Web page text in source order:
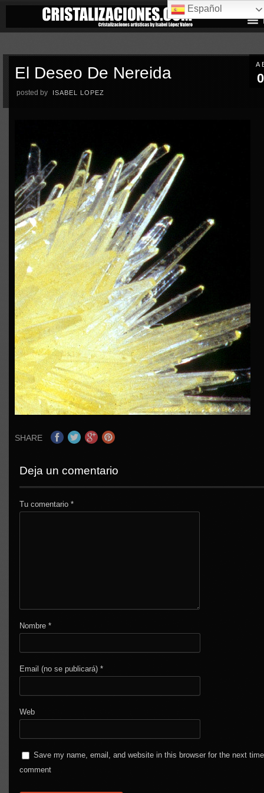
El Deseo De Nereida
posted by ISABEL LOPEZ
SHARE
Deja un comentario
Tu comentario*
Nombre*
Email (no se publicará)*
Web
Save my name, email, and website in this browser for the next
comment
Español